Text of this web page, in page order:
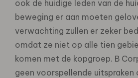
ook de huidige leden van de
beweging er aan moeten
verwachting zullen er zeker
omdat ze niet op alle tien
komen met de kopgroep. B
geen voorspellende uitspraken